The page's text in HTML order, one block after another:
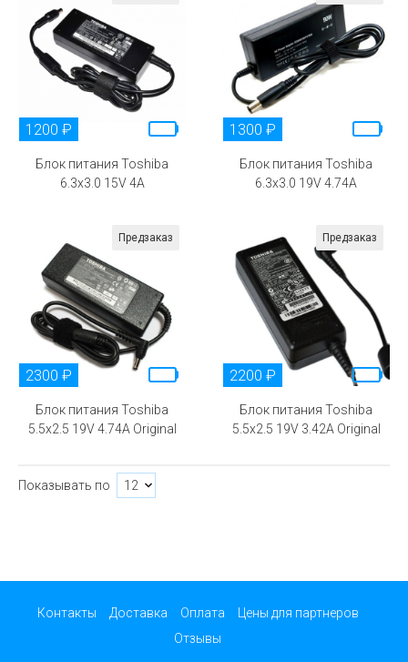
1200 ₽
Блок питания Toshiba
6.3x3.0 15V 4A
1300 ₽
Блок питания Toshiba
6.3x3.0 19V 4.74A
Предзаказ
2300 ₽
Блок питания Toshiba
5.5x2.5 19V 4.74A Original
Предзаказ
2200 ₽
Блок питания Toshiba
5.5x2.5 19V 3.42A Original
Показывать по
Контакты Доставка Оплата
Цены для партнеров
Отзывы